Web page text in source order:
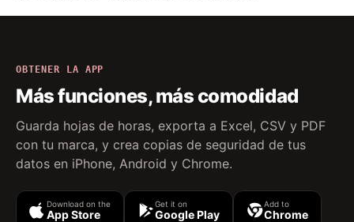
OBTENER LA APP
Más funciones, más comodidad
Guarda hojas de horas, exporta a Excel, CSV y PDF
con tu marca, y crea copias de seguridad de tus
datos en iPhone, Android y Chrome.
Download on the
App Store
Get it on
Google Play
Add to
Chrome